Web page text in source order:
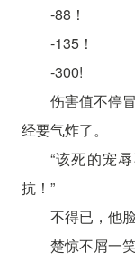
-88！
-135！
-300!
伤害值不停
经要气炸了。
“该死的宠
抗！”
不得已，他
楚惊不屑一